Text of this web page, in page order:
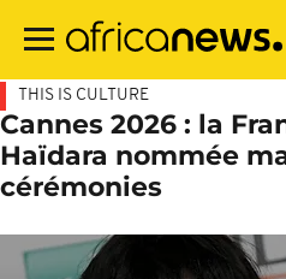
contenu
THIS IS CULTURE
Cannes 2026 : la
Haïdara nommée
cérémonies